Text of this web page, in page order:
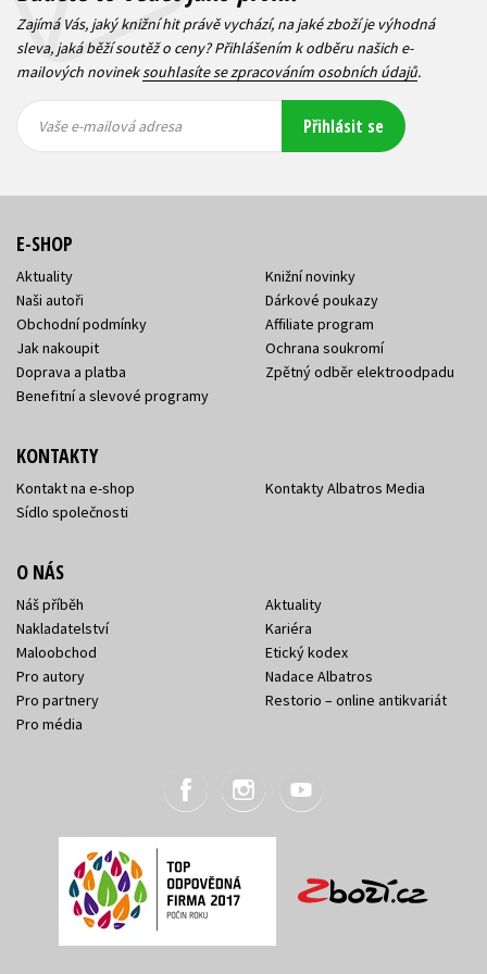
Zajímá Vás, jaký knižní hit právě vychází, na jaké zboží je výhodná
sleva, jaká běží soutěž o ceny? Přihlášením k odběru našich e-
mailových novineksouhlasíte se zpracováním osobních údajů.
mailová
mailová
Vaše e-mailová adresa Přihlásit se
E-SHOP
Aktuality
Naši autoři
Obchodní podmínky
Jak nakoupit
Doprava a platba
Benefitní a slevové programy
Knižní novinky
Dárkové poukazy
Affiliate program
Ochrana soukromí
Zpětný odběr elektroodpadu
KONTAKTY
Kontakt na e-shop
Sídlo společnosti
Kontakty Albatros Media
O NÁS
Náš příběh
Nakladatelství
Maloobchod
Pro autory
Pro partnery
Pro média
Aktuality
Kariéra
Etický kodex
Nadace Albatros
Restorio – online antikvariát